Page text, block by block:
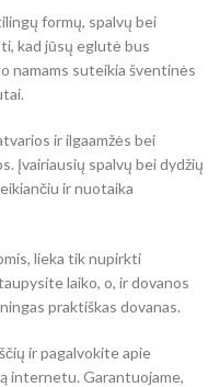
formų, spalvų bei
kad jūsų eglutė bus
namams suteikia šventinės
ir ilgaamžės bei
Įvairiausių spalvų bei dydžių
ir nuotaika
lieka tik nupirkti
laiko, o, ir dovanos
praktiškas dovanas.
ir pagalvokite apie
internetu. Garantuojame,